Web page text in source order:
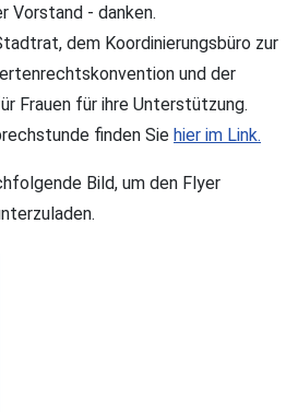
Vorstand - danken.
dem Koordinierungsbüro zur
und der
Frauen für ihre Unterstützung.
finden Sie hier im Link.
Bild, um den Flyer